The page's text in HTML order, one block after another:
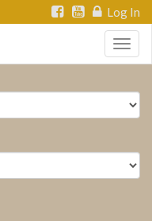
Log In